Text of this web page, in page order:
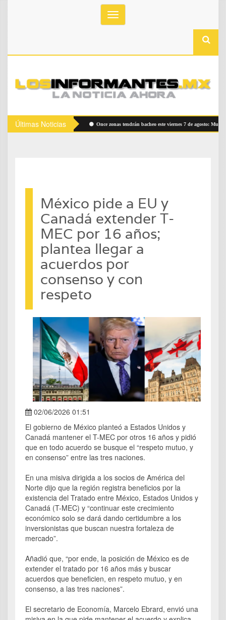
Toggle
navigation
Últimas Noticias
diplomáticas con Perú Once zonas tendrán bacheo este viernes 7 de agosto: Municipio
México pide a EU y
Canadá extender T-
MEC por 16 años;
plantea llegar a
acuerdos por
consenso y con
respeto
02/06/2026 01:51
El gobierno de México planteó a Estados Unidos y
Canadá mantener el T-MEC por otros 16 años y pidió
que en todo acuerdo se busque el “respeto mutuo, y
en consenso” entre las tres naciones.
En una misiva dirigida a los socios de América del
Norte dijo que la región registra beneficios por la
existencia del Tratado entre México, Estados Unidos y
Canadá (T-MEC) y “continuar este crecimiento
económico solo se dará dando certidumbre a los
inversionistas que buscan nuestra fortaleza de
mercado”.
Añadió que, “por ende, la posición de México es de
extender el tratado por 16 años más y buscar
acuerdos que beneficien, en respeto mutuo, y en
consenso, a las tres naciones”.
El secretario de Economía, Marcelo Ebrard, envió una